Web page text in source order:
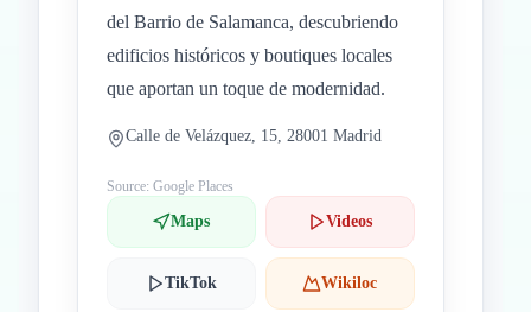
del Barrio de Salamanca, descubriendo
edificios históricos y boutiques locales
que aportan un toque de modernidad.
Calle de Velázquez, 15, 28001 Madrid
Source: Google Places
Maps Videos
TikTok Wikiloc